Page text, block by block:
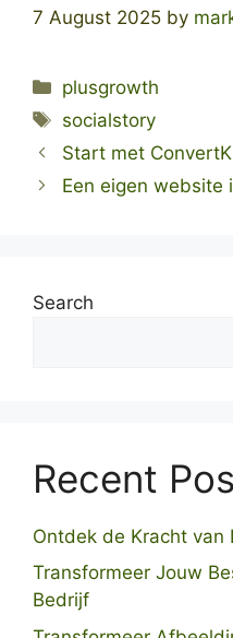
7 August 2025 by
Categories
plusgrowth
Tags
socialstory
Start met
Een eigen website
Search
Recent
Ontdek de Kracht van
Transformeer Jouw
Bedrijf